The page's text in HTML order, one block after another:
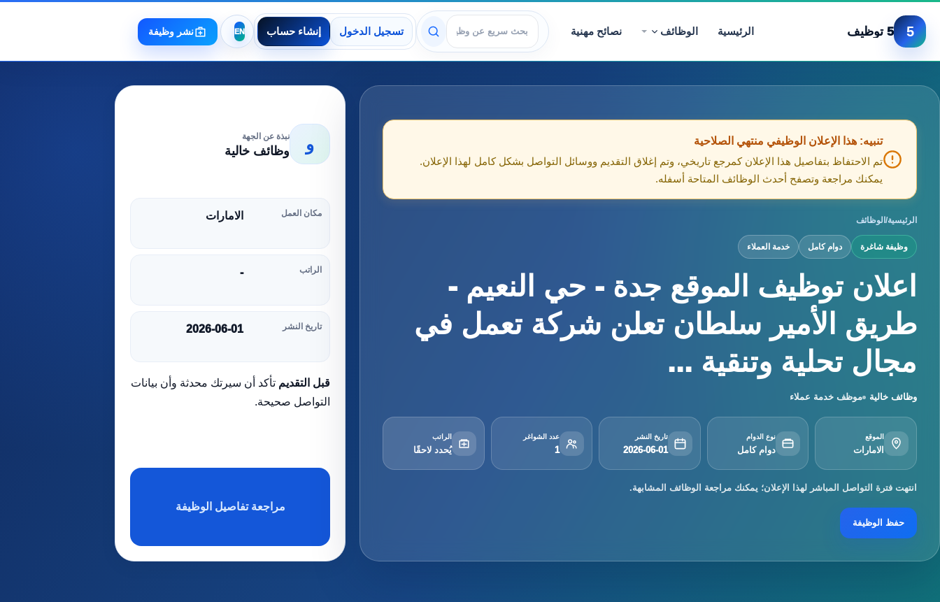
5 5 توظيف الرئيسية الوظائف نصائح مهنية
عرض الوظائف
تسجيل الدخول إنشاء حساب نشر وظيفة
تنبيه: هذا الإعلان الوظيفي منتهي الصلاحية
تم الاحتفاظ بتفاصيل هذا الإعلان كمرجع تاريخي، وتم إغلاق التقديم ووسائل التواصل بشكل كامل لهذا الإعلان.
يمكنك مراجعة وتصفح أحدث الوظائف المتاحة أسفله.
الرئيسية/ الوظائف
وظيفة شاغرة دوام كامل خدمة العملاء
اعلان توظيف الموقع جدة - حي النعيم -
طريق الأمير سلطان تعلن شركة تعمل في
مجال تحلية وتنقية ...
وظائف خالية موظف خدمة عملاء
الموقع
الامارات
نوع الدوام
دوام كامل
تاريخ النشر
2026-06-01
عدد الشواغر
1
الراتب
يُحدد لاحقًا
انتهت فترة التواصل المباشر لهذا الإعلان؛ يمكنك مراجعة الوظائف المشابهة.
حفظ الوظيفة
و نبذة عن الجهة
وظائف خالية
مكان العمل الامارات
الراتب -
تاريخ النشر 2026-06-01
قبل التقديم تأكد أن سيرتك محدثة وأن بيانات
التواصل صحيحة.
مراجعة تفاصيل الوظيفة